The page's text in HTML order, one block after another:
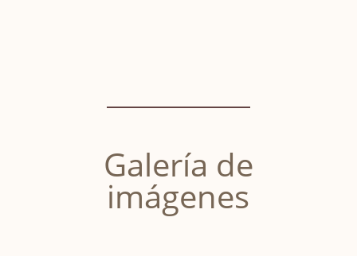
Galería de
imágenes